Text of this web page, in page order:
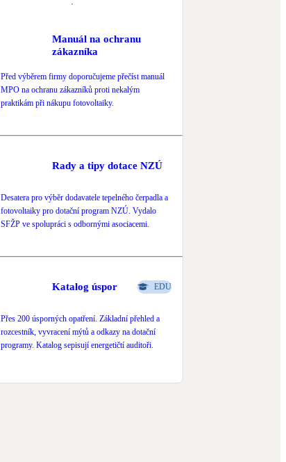
Manuál na ochranu
zákazníka
Před výběrem firmy doporučujeme přečíst manuál
MPO na ochranu zákazníků proti nekalým
praktikám při nákupu fotovoltaiky.
Rady a tipy dotace NZÚ
Desatera pro výběr dodavatele tepelného čerpadla a
fotovoltaiky pro dotační program NZÚ. Vydalo
SFŽP ve spolupráci s odbornými asociacemi.
Katalog úspor EDU
Přes 200 úsporných opatření. Základní přehled a
rozcestník, vyvracení mýtů a odkazy na dotační
programy. Katalog sepisují energetičtí auditoři.